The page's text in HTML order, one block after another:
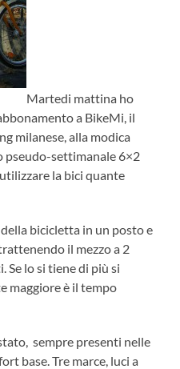
Martedi mattina ho
a BikeMi, il
milanese, alla modica
pseudo-settimanale 6×2
la bici quante
bicicletta in un posto e
il mezzo a 2
Se lo si tiene di più si
maggiore è il tempo
sempre presenti nelle
base. Tre marce, luci a